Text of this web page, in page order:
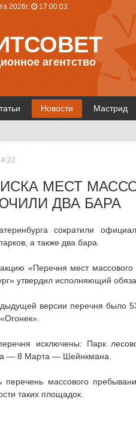
2026г. 17:00:03
агентство
Новости Мастрид
МЕСТ
ДВА БАРА
сократили
а также два бара.
«Перечня мест
утвердил исполняющий
версии перечня было
исключены: Парк
— 8 Марта — Шейнкмана.
перечень массового
таких площадок.